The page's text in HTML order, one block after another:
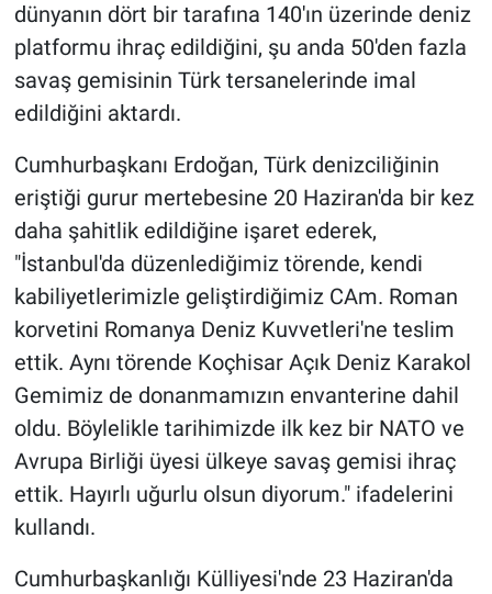
dünyanın dört bir tarafına 140'ın üzerinde deniz
platformu ihraç edildiğini, şu anda 50'den fazla
savaş gemisinin Türk tersanelerinde imal
edildiğini aktardı.
Cumhurbaşkanı Erdoğan, Türk denizciliğinin
eriştiği gurur mertebesine 20 Haziran'da bir kez
daha şahitlik edildiğine işaret ederek,
"İstanbul'da düzenlediğimiz törende, kendi
kabiliyetlerimizle geliştirdiğimiz CAm. Roman
korvetini Romanya Deniz Kuvvetleri'ne teslim
ettik. Aynı törende Koçhisar Açık Deniz Karakol
Gemimiz de donanmamızın envanterine dahil
oldu. Böylelikle tarihimizde ilk kez bir NATO ve
Avrupa Birliği üyesi ülkeye savaş gemisi ihraç
ettik. Hayırlı uğurlu olsun diyorum." ifadelerini
kullandı.
Cumhurbaşkanlığı Külliyesi'nde 23 Haziran'da